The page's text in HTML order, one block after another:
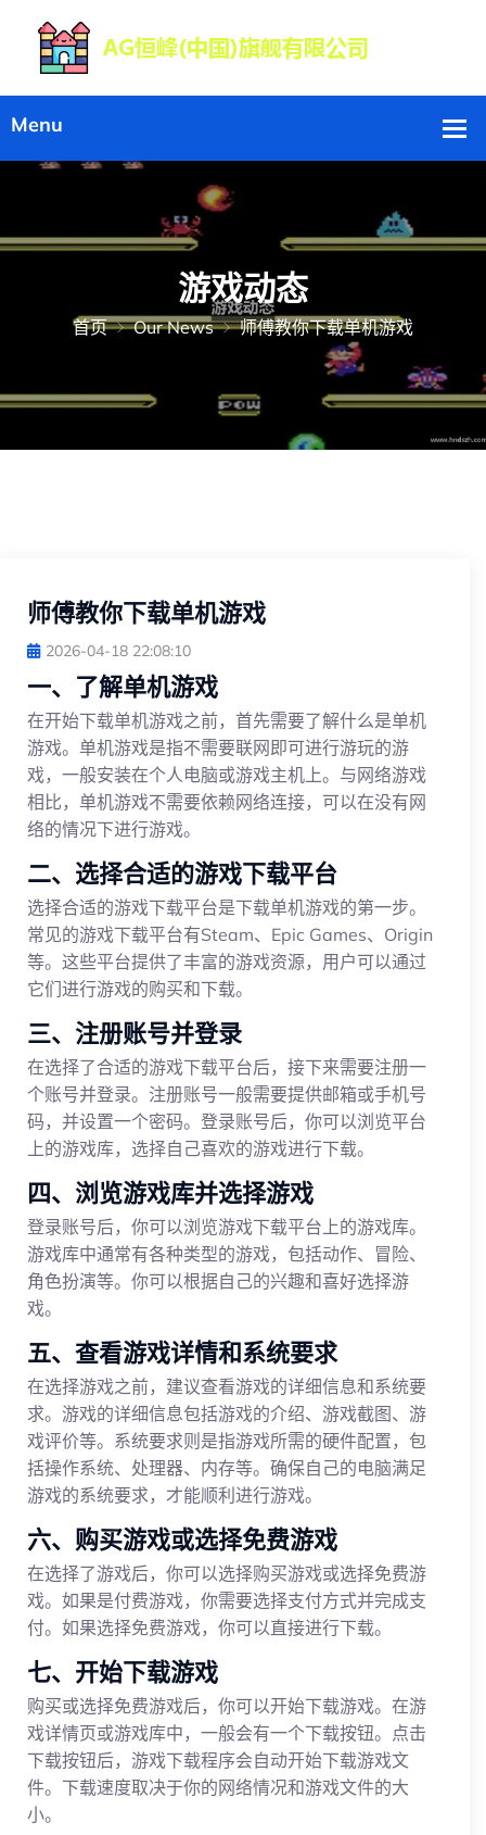
游戏动态
首页 Our News 师傅教你下载单机游戏
师傅教你下载单机游戏
2026-04-18 22:08:10
一、了解单机游戏
在开始下载单机游戏之前，首先需要了解什么是单机
游戏。单机游戏是指不需要联网即可进行游玩的游
戏，一般安装在个人电脑或游戏主机上。与网络游戏
相比，单机游戏不需要依赖网络连接，可以在没有网
络的情况下进行游戏。
二、选择合适的游戏下载平台
选择合适的游戏下载平台是下载单机游戏的第一步。
常见的游戏下载平台有Steam、Epic Games、Origin
等。这些平台提供了丰富的游戏资源，用户可以通过
它们进行游戏的购买和下载。
三、注册账号并登录
在选择了合适的游戏下载平台后，接下来需要注册一
个账号并登录。注册账号一般需要提供邮箱或手机号
码，并设置一个密码。登录账号后，你可以浏览平台
上的游戏库，选择自己喜欢的游戏进行下载。
四、浏览游戏库并选择游戏
登录账号后，你可以浏览游戏下载平台上的游戏库。
游戏库中通常有各种类型的游戏，包括动作、冒险、
角色扮演等。你可以根据自己的兴趣和喜好选择游
戏。
五、查看游戏详情和系统要求
在选择游戏之前，建议查看游戏的详细信息和系统要
求。游戏的详细信息包括游戏的介绍、游戏截图、游
戏评价等。系统要求则是指游戏所需的硬件配置，包
括操作系统、处理器、内存等。确保自己的电脑满足
游戏的系统要求，才能顺利进行游戏。
六、购买游戏或选择免费游戏
在选择了游戏后，你可以选择购买游戏或选择免费游
戏。如果是付费游戏，你需要选择支付方式并完成支
付。如果选择免费游戏，你可以直接进行下载。
七、开始下载游戏
购买或选择免费游戏后，你可以开始下载游戏。在游
戏详情页或游戏库中，一般会有一个下载按钮。点击
下载按钮后，游戏下载程序会自动开始下载游戏文
件。下载速度取决于你的网络情况和游戏文件的大
小。